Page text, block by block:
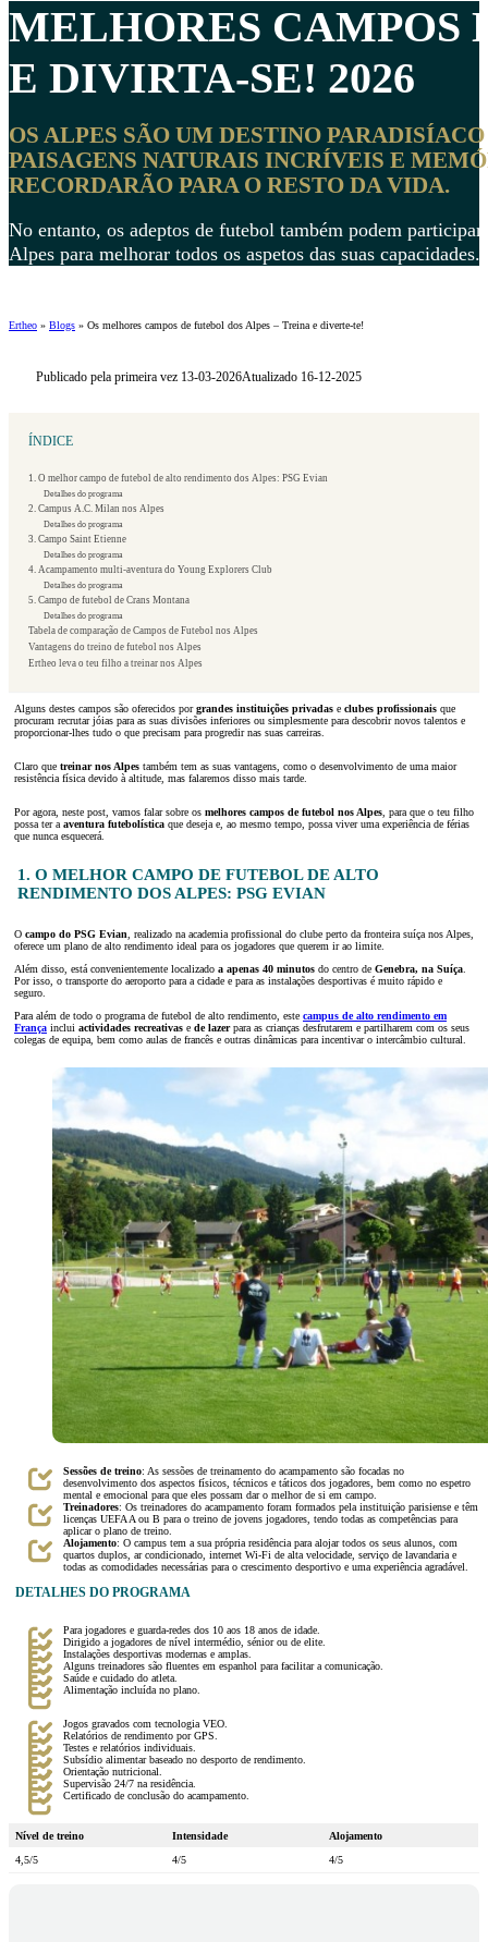
MELHORES CAMPOS
E DIVIRTA-SE! 2026
OS ALPES SÃO UM DESTINO
PAISAGENS NATURAIS INCRÍVEIS E
RECORDARÃO PARA O RESTO DA VIDA.
No entanto, os adeptos de futebol também podem
Alpes para melhorar todos os aspetos das suas capacidades.
Ertheo » Blogs » Os melhores campos de futebol dos Alpes – Treina e diverte-te!
Publicado pela primeira vez 13-03-2026Atualizado 16-12-2025
ÍNDICE
1. O melhor campo de futebol de alto rendimento dos Alpes: PSG Evian
Detalhes do programa
2. Campus A.C. Milan nos Alpes
Detalhes do programa
3. Campo Saint Etienne
Detalhes do programa
4. Acampamento multi-aventura do Young Explorers Club
Detalhes do programa
5. Campo de futebol de Crans Montana
Detalhes do programa
Tabela de comparação de Campos de Futebol nos Alpes
Vantagens do treino de futebol nos Alpes
Ertheo leva o teu filho a treinar nos Alpes
Alguns destes campos são oferecidos porgrandes instituições privadas e clubes profissionais que
procuram recrutar jóias para as suas divisões inferiores ou simplesmente para descobrir novos talentos e
proporcionar-lhes tudo o que precisam para progredir nas suas carreiras.
Claro que treinar nos Alpes também tem as suas vantagens, como o desenvolvimento de uma maior
resistência física devido à altitude, mas falaremos disso mais tarde.
Por agora, neste post, vamos falar sobre os melhores campos de futebol nos Alpes , para que o teu filho
possa ter a aventura futebolística que deseja e, ao mesmo tempo, possa viver uma experiência de férias
que nunca esquecerá.
1. O MELHOR CAMPO DE FUTEBOL DE ALTO
RENDIMENTO DOS ALPES: PSG EVIAN
O campo do PSG Evian , realizado na academia profissional do clube perto da fronteira suíça nos Alpes,
oferece um plano de alto rendimento ideal para os jogadores que querem ir ao limite.
Além disso, está convenientemente localizado a apenas 40 minutos do centro de Genebra, na Suíça
Por isso, o transporte do aeroporto para a cidade e para as instalações desportivas é muito rápido e
seguro.
Para além de todo o programa de futebol de alto rendimento, este campus de alto rendimento em
França inclui actividades recreativas e de lazerpara as crianças desfrutarem e partilharem com os seus
colegas de equipa, bem como aulas de francês e outras dinâmicas para incentivar o intercâmbio cultural.
Sessões de treino: As sessões de treinamento do acampamento são focadas no
desenvolvimento dos aspectos físicos, técnicos e táticos dos jogadores, bem como no espetro
mental e emocional para que eles possam dar o melhor de si em campo.
Treinadores: Os treinadores do acampamento foram formados pela instituição parisiense e têm
licenças UEFA A ou B para o treino de jovens jogadores, tendo todas as competências para
aplicar o plano de treino.
Alojamento: O campus tem a sua própria residência para alojar todos os seus alunos, com
quartos duplos, ar condicionado, internet Wi-Fi de alta velocidade, serviço de lavandaria e
todas as comodidades necessárias para o crescimento desportivo e uma experiência agradável.
DETALHES DO PROGRAMA
Para jogadores e guarda-redes dos 10 aos 18 anos de idade.
Dirigido a jogadores de nível intermédio, sénior ou de elite.
Instalações desportivas modernas e amplas.
Alguns treinadores são fluentes em espanhol para facilitar a comunicação.
Saúde e cuidado do atleta.
Alimentação incluída no plano.
Jogos gravados com tecnologia VEO.
Relatórios de rendimento por GPS.
Testes e relatórios individuais.
Subsídio alimentar baseado no desporto de rendimento.
Orientação nutricional.
Supervisão 24/7 na residência.
Certificado de conclusão do acampamento.
Nível de treino Intensidade
Alojamento
4,5/5
4/5 4/5